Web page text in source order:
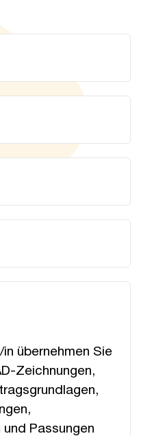
übernehmen Sie
Zeichnungen,
Passungen